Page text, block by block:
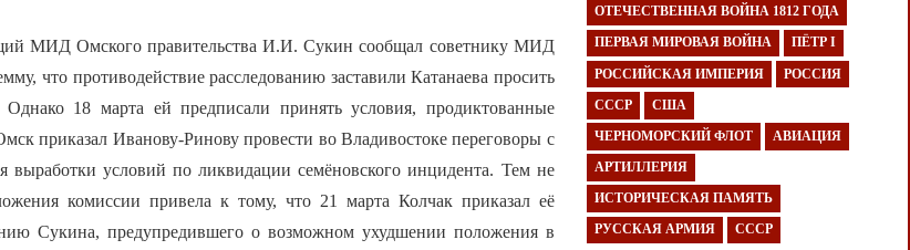
МИД Омского правительства И.И. Сукин сообщал советнику МИД
что противодействие расследованию заставили Катанаева просить
18 марта ей предписали принять условия, продиктованные
приказал Иванову-Ринову провести во Владивостоке переговоры с
выработки условий по ликвидации семёновского инцидента. Тем не
комиссии привела к тому, что 21 марта Колчак приказал её
Сукина, предупредившего о возможном ухудшении положения в
ОТЕЧЕСТВЕННАЯ ВОЙНА 1812 ГОДА
ПЕРВАЯ МИРОВАЯ ВОЙНА ПЁТР I
РОССИЙСКАЯ ИМПЕРИЯ РОССИЯ
СССР США
ЧЕРНОМОРСКИЙ ФЛОТ АВИАЦИЯ
АРТИЛЛЕРИЯ
ИСТОРИЧЕСКАЯ ПАМЯТЬ
РУССКАЯ АРМИЯ СССР